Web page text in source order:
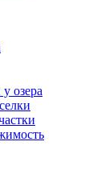
озера